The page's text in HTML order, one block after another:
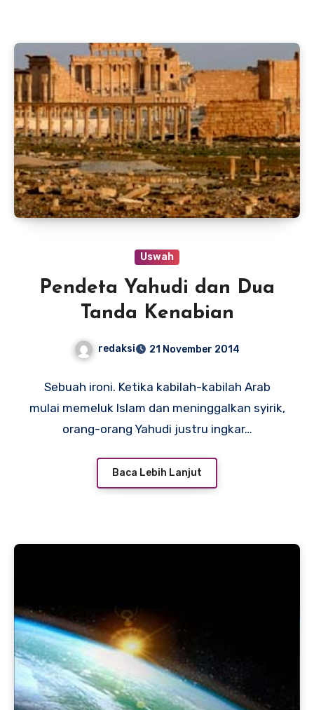
Uswah
Pendeta Yahudi dan Dua
Tanda Kenabian
redaksi 21 November 2014
Sebuah ironi. Ketika kabilah-kabilah Arab
mulai memeluk Islam dan meninggalkan syirik,
orang-orang Yahudi justru ingkar…
Baca Lebih Lanjut